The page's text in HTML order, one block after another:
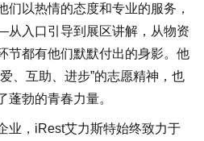
们以热情的态度和专业的服务，
入口引导到展区讲解，从物资
节都有他们默默付出的身影。他
、互助、进步”的志愿精神，也
蓬勃的青春力量。
业，iRest艾力斯特始终致力于